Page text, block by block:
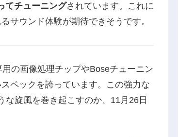
てチューニングされています。これに
サウンド体験が期待できそうです。
の画像処理チップやBoseチューニン
ペックを誇っています。この強力な
旋風を巻き起こすのか、11月26日